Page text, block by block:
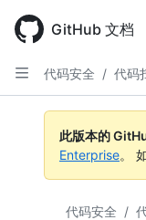
main
content
GitHub 文档
代码安全 / 代码
此版本的
Enterprise。
代码安全 /